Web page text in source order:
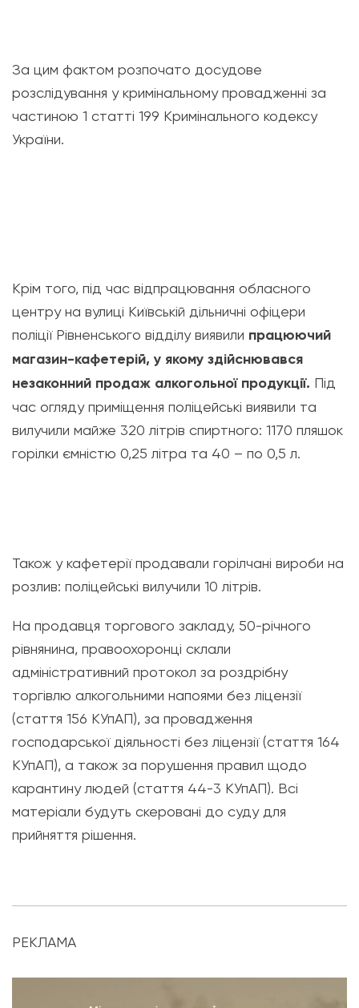
За цим фактом розпочато досудове
розслідування у кримінальному провадженні за
частиною 1 статті 199 Кримінального кодексу
України.
Крім того, під час відпрацювання обласного
центру на вулиці Київській дільничні офіцери
поліції Рівненського відділу виявили працюючий
магазин-кафетерій, у якому здійснювався
незаконний продаж алкогольної продукції. Під
час огляду приміщення поліцейські виявили та
вилучили майже 320 літрів спиртного: 1170 пляшок
горілки ємністю 0,25 літра та 40 – по 0,5 л.
Також у кафетерії продавали горілчані вироби на
розлив: поліцейські вилучили 10 літрів.
На продавця торгового закладу, 50-річного
рівнянина, правоохоронці склали
адміністративний протокол за роздрібну
торгівлю алкогольними напоями без ліцензії
(стаття 156 КУпАП), за провадження
господарської діяльності без ліцензії (стаття 164
КУпАП), а також за порушення правил щодо
карантину людей (стаття 44-3 КУпАП). Всі
матеріали будуть скеровані до суду для
прийняття рішення.
РЕКЛАМА